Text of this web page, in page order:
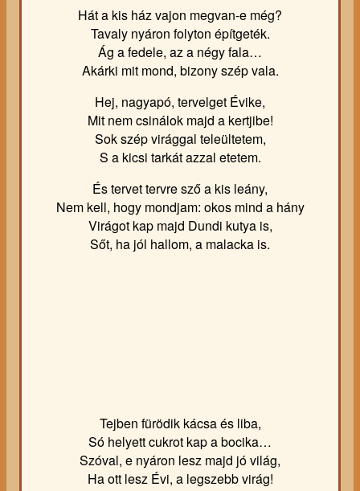
Hát a kis ház vajon megvan-e még?
Tavaly nyáron folyton építgeték.
Ág a fedele, az a négy fala…
Akárki mit mond, bizony szép vala.
Hej, nagyapó, tervelget Évike,
Mit nem csinálok majd a kertjibe!
Sok szép virággal teleültetem,
S a kicsi tarkát azzal etetem.
És tervet tervre sző a kis leány,
Nem kell, hogy mondjam: okos mind a hány
Virágot kap majd Dundi kutya is,
Sőt, ha jól hallom, a malacka is.
Tejben fürödik kácsa és liba,
Só helyett cukrot kap a bocika…
Szóval, e nyáron lesz majd jó világ,
Ha ott lesz Évi, a legszebb virág!